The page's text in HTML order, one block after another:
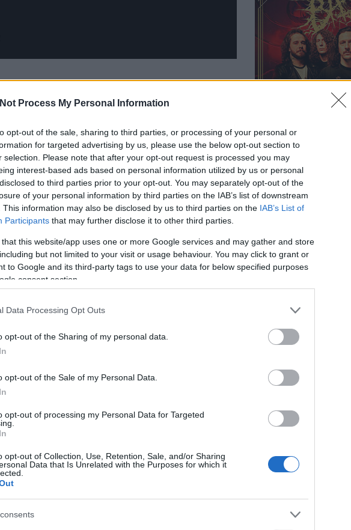
Process My Personal Information
opt-out of the sale, sharing to third parties, or processing of your personal or
for targeted advertising by us, please use the below opt-out section to
selection. Please note that after your opt-out request is processed you may
interest-based ads based on personal information utilized by us or personal
to third parties prior to your opt-out. You may separately opt-out of the
of your personal information by third parties on the IAB’s list of downstream
This information may also be disclosed by us to third parties on the IAB’s List of
Participants that may further disclose it to other third parties.
that this website/app uses one or more Google services and may gather and store
but not limited to your visit or usage behaviour. You may click to grant or
to Google and its third-party tags to use your data for below specified purposes
consent section.
Data Processing Opt Outs
opt-out of the Sharing of my personal data.
opt-out of the Sale of my Personal Data.
opt-out of processing my Personal Data for Targeted
opt-out of Collection, Use, Retention, Sale, and/or Sharing
Data that Is Unrelated with the Purposes for which it
trackback címe:
Kommentek:
nem vállal, azokat nem ellenőrzi. Kifogás esetén forduljon a blog